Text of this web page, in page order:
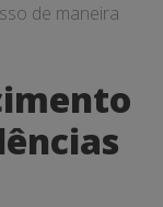
de maneira